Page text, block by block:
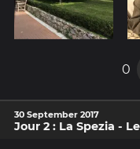
0
30 September 2017
Jour 2 : La Spezia -